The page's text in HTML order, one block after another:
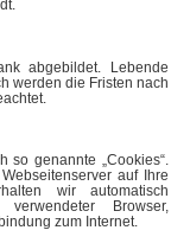
abgebildet. Lebende
werden die Fristen nach
so genannte „Cookies“.
auf Ihre
wir automatisch
Browser,
zum Internet.